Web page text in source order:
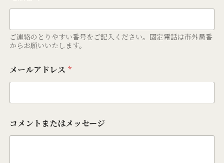
ご連絡のとりやすい番号をご記入ください。固定電話は市外局番
からお願いいたします。
メールアドレス *
コメントまたはメッセージ